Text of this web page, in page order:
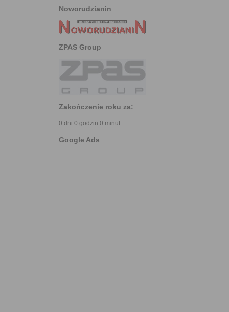
Noworudzianin
ZPAS Group
Zakończenie roku za:
0 dni 0 godzin 0 minut
Google Ads